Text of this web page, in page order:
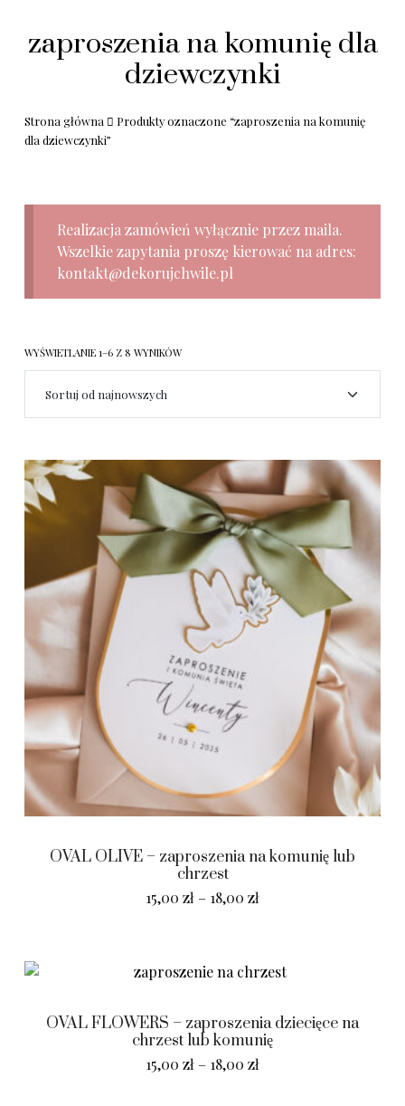
zaproszenia na komunię dla
dziewczynki
Strona główna
Produkty oznaczone “zaproszenia na komunię
dla dziewczynki”
Realizacja zamówień wyłącznie przez maila.
Wszelkie zapytania proszę kierować na adres:
kontakt@dekorujchwile.pl
WYŚWIETLANIE 1–6 Z 8 WYNIKÓW
OVAL OLIVE – zaproszenia na komunię lub
chrzest
15,00 zł – 18,00 zł
OVAL FLOWERS – zaproszenia dziecięce na
chrzest lub komunię
15,00 zł – 18,00 zł